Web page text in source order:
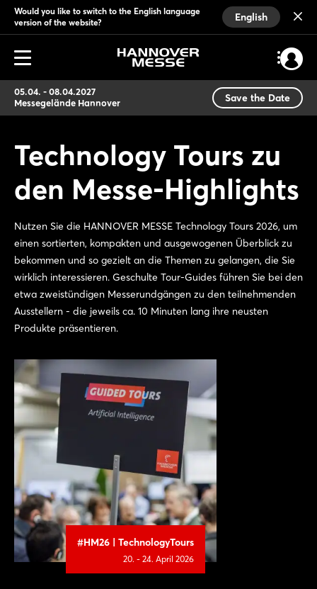
Would you like to switch to the English language
version of the website?
English
05.04. - 08.04.2027
Messegelände Hannover
Save the Date
Technology Tours zu
den Messe-Highlights
Nutzen Sie die HANNOVER MESSE Technology Tours 2026, um
einen sortierten, kompakten und ausgewogenen Überblick zu
bekommen und so gezielt an die Themen zu gelangen, die Sie
wirklich interessieren. Geschulte Tour-Guides führen Sie bei den
etwa zweistündigen Messerundgängen zu den teilnehmenden
Ausstellern - die jeweils ca. 10 Minuten lang ihre neusten
Produkte präsentieren.
#HM26 | TechnologyTours
20. - 24. April 2026